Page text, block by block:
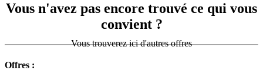
Vous n'avez pas encore trouvé ce qui vous
convient ?
Vous trouverez ici d'autres offres
Offres :